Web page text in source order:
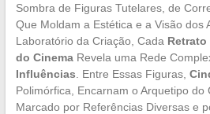
Sombra de Figuras Tutelares, de
Que Moldam a Estética e a Visão dos
Laboratório da Criação, Cada Retrato
do CinemaRevela uma Rede
Influências . Entre Essas Figuras,
Polimórfica, Encarnam o Arquetipo do
Marcado por Referências Diversas e